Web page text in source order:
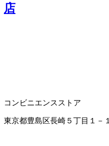
店
コンビニエンスストア
東京都豊島区長崎５丁目１－１